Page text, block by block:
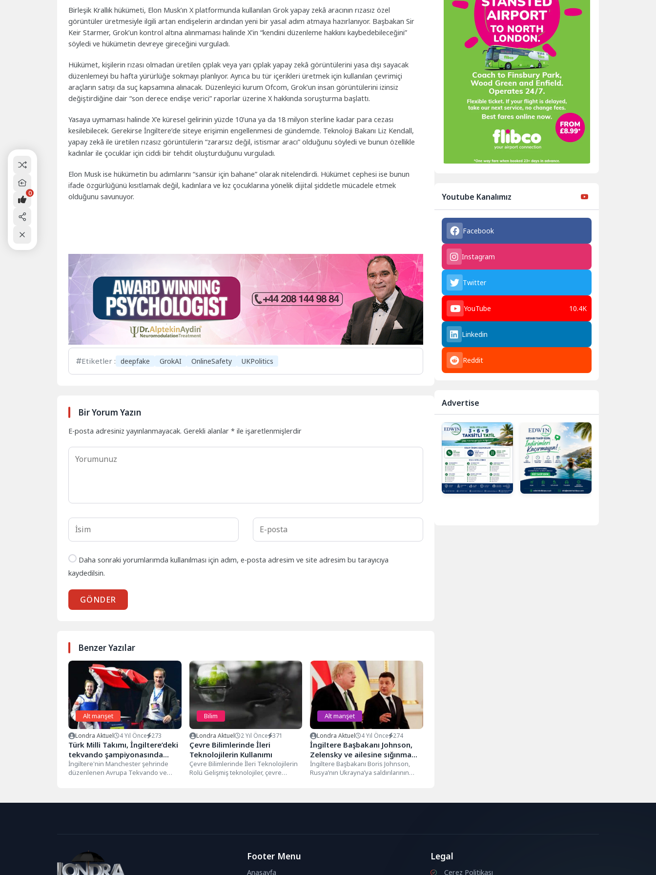
Birleşik Krallık hükümeti, Elon Musk’ın X platformunda kullanılan Grok yapay zekâ aracının rızasız özel
görüntüler üretmesiyle ilgili artan endişelerin ardından yeni bir yasal adım atmaya hazırlanıyor. Başbakan Sir
Keir Starmer, Grok’un kontrol altına alınmaması halinde X’in “kendini düzenleme hakkını kaybedebileceğini”
söyledi ve hükümetin devreye gireceğini vurguladı.
Hükümet, kişilerin rızası olmadan üretilen çıplak veya yarı çıplak yapay zekâ görüntülerini yasa dışı sayacak
düzenlemeyi bu hafta yürürlüğe sokmayı planlıyor. Ayrıca bu tür içerikleri üretmek için kullanılan çevrimiçi
araçların satışı da suç kapsamına alınacak. Düzenleyici kurum Ofcom, Grok’un insan görüntülerini izinsiz
değiştirdiğine dair “son derece endişe verici” raporlar üzerine X hakkında soruşturma başlattı.
Yasaya uymaması halinde X’e küresel gelirinin yüzde 10’una ya da 18 milyon sterline kadar para cezası
kesilebilecek. Gerekirse İngiltere’de siteye erişimin engellenmesi de gündemde. Teknoloji Bakanı Liz Kendall,
yapay zekâ ile üretilen rızasız görüntülerin “zararsız değil, istismar aracı” olduğunu söyledi ve bunun özellikle
kadınlar ile çocuklar için ciddi bir tehdit oluşturduğunu vurguladı.
Elon Musk ise hükümetin bu adımlarını “sansür için bahane” olarak nitelendirdi. Hükümet cephesi ise bunun
ifade özgürlüğünü kısıtlamak değil, kadınlara ve kız çocuklarına yönelik dijital şiddetle mücadele etmek
olduğunu savunuyor.
Etiketler : deepfake GrokAI OnlineSafety UKPolitics
Bir Yorum Yazın
E-posta adresiniz yayınlanmayacak. Gerekli alanlar* ile işaretlenmişlerdir
Daha sonraki yorumlarımda kullanılması için adım, e-posta adresim ve site adresim bu tarayıcıya
kaydedilsin.
GÖNDER
Benzer Yazılar
Alt manşet
Londra Aktuel 4 Yıl Önce 273
Türk Milli Takımı, İngiltere’deki
tekvando şampiyonasında
fırtına gibi esti
İngiltere'nin Manchester şehrinde
düzenlenen Avrupa Tekvando ve
Bilim
Londra Aktuel 2 Yıl Önce 371
Çevre Bilimlerinde İleri
Teknolojilerin Kullanımı
Çevre Bilimlerinde İleri Teknolojilerin
Rolü Gelişmiş teknolojiler, çevre
Alt manşet
Londra Aktuel 4 Yıl Önce 274
İngiltere Başbakanı Johnson,
Zelensky ve ailesine sığınma
teklif etmiş
İngiltere Başbakanı Boris Johnson,
Rusya’nın Ukrayna’ya saldırılarının
Youtube Kanalımız
Facebook
Instagram
Twitter
YouTube 10.4K
Linkedin
Reddit
Advertise
Footer Menu
Anasayfa
Legal
Çerez Politikası
0